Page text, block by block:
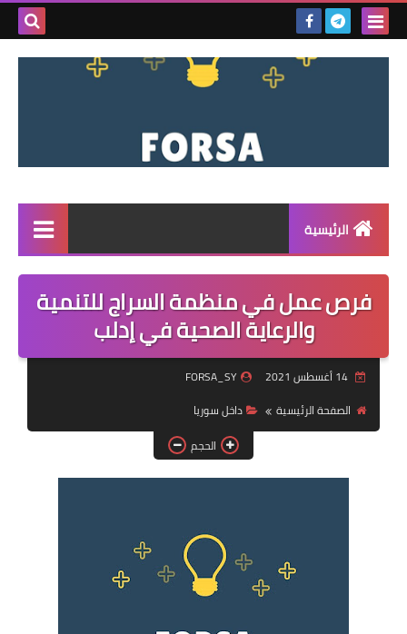
بحث
الرئيسية
القائمة
مناقصات
فرص عمل داخل سوريا
فرص عمل في تركيا
فرص عمل في العراق
فرص عمل في اليمن
دورات تدريبية
فرص عمل في منظمة السراج للتنمية
والرعاية الصحية في إدلب
14 أغسطس 2021
FORSA_SY
الصفحة الرئيسية
داخل سوريا
الحجم